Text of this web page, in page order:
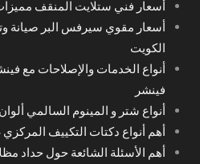
أسعار فني ستلايت المنقف
أسعار مقوي سيرفس البر صيانة
الكويت
أنواع الخدمات والإصلاحات مع
فينشر
أنواع شتر و المينوم السالمي
أهم أنواع دكتات التكييف
أهم الأسئلة الشائعة حول حداد